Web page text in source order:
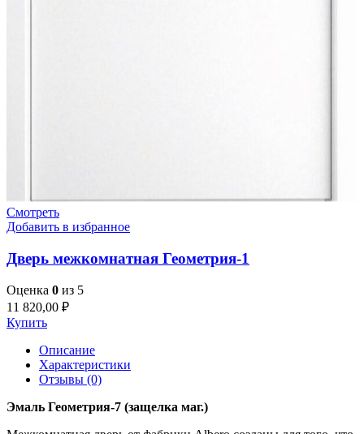
Смотреть
Добавить в избранное
Дверь межкомнатная Геометрия-1
Оценка 0 из 5
11 820,00 ₽
Купить
Описание
Характеристики
Отзывы (0)
Эмаль Геометрия-7 (защелка маг.)